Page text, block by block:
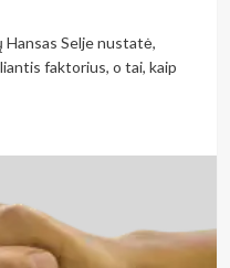
Selje nustatė,
faktorius, o tai, kaip